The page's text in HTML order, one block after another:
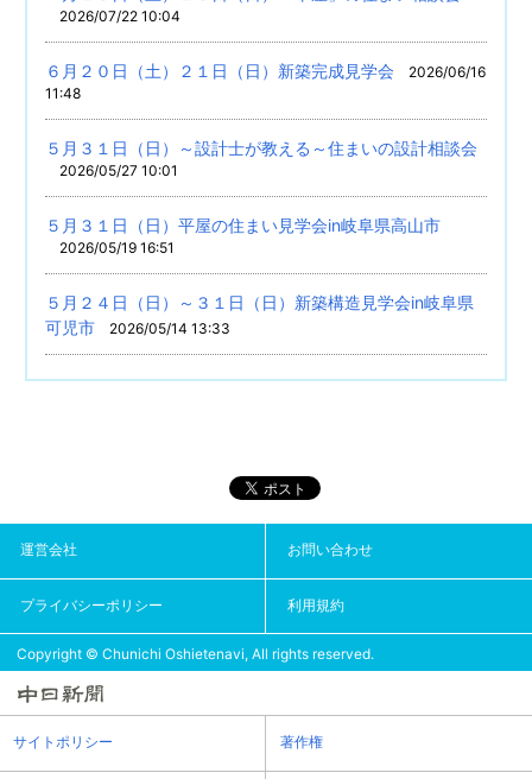
2026/07/22 10:04
６月２０日（土）２１日（日）新築完成見学会
2026/06/16
11:48
５月３１日（日）～設計士が教える～住まいの設計相談会
2026/05/27 10:01
５月３１日（日）平屋の住まい見学会in岐阜県高山市
2026/05/19 16:51
５月２４日（日）～３１日（日）新築構造見学会in岐阜県
可児市
2026/05/14 13:33
運営会社 お問い合わせ
プライバシーポリシー 利用規約
Copyright © Chunichi Oshietenavi, All rights reserved.
サイトポリシー 著作権